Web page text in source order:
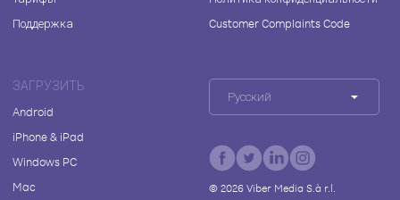
Поддержка
Customer Complaints Code
ЗАГРУЗИТЬ
Android
iPhone & iPad
Windows PC
Mac
Русский
© 2026Viber Media S.à r.l.